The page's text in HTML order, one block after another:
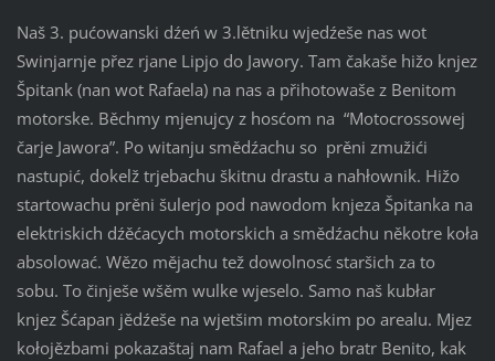
Naš 3. pućowanski dźeń w 3.lětniku wjedźeše nas wot
Swinjarnje přez rjane Lipjo do Jawory. Tam čakaše hižo knjez
Špitank (nan wot Rafaela) na nas a přihotowaše z Benitom
motorske. Běchmy mjenujcy z hosćom na “Motocrossowej
čarje Jawora”. Po witanju smědźachu so prěni zmužići
nastupić, dokelž trjebachu škitnu drastu a nahłownik. Hižo
startowachu prěni šulerjo pod nawodom knjeza Špitanka na
elektriskich dźěćacych motorskich a smědźachu někotre koła
absolować. Wězo mějachu tež dowolnosć staršich za to
sobu. To činješe wšěm wulke wjeselo. Samo naš kubłar
knjez Šćapan jědźeše na wjetšim motorskim po arealu. Mjez
kołojězbami pokazaštaj nam Rafael a jeho bratr Benito, kak